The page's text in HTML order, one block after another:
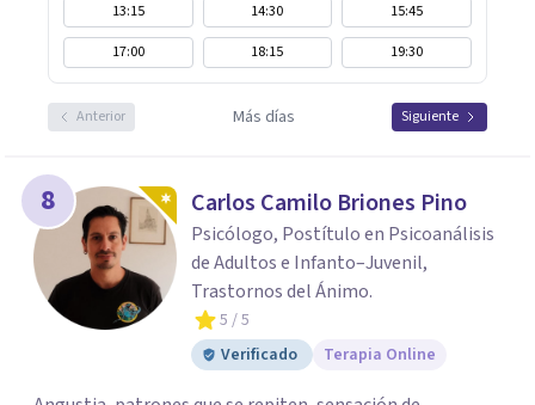
13:15 14:30
15:45
17:00
18:15 19:30
Anterior Más días Siguiente
8 Carlos Camilo Briones Pino
Psicólogo, Postítulo en Psicoanálisis
de Adultos e Infanto–Juvenil,
Trastornos del Ánimo.
5 / 5
Verificado
Terapia Online